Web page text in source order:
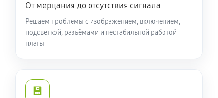
От мерцания до отсутствия сигнала
Решаем проблемы с изображением, включением,
подсветкой, разъёмами и нестабильной работой
платы
💾